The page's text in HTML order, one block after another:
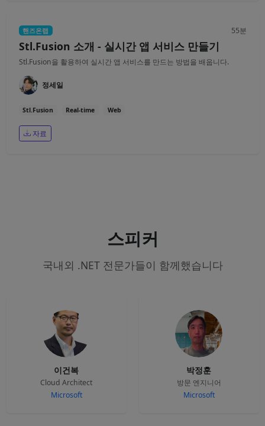
핸즈온랩 55분
Stl.Fusion 소개 - 실시간 앱 서비스 만들기
Stl.Fusion을 활용하여 실시간 앱 서비스를 만드는 방법을 배웁니다.
정세일
Stl.Fusion Real-time Web
자료
스피커
국내외 .NET 전문가들이 함께했습니다
이건복
Cloud Architect
Microsoft
박정훈
방문 엔지니어
Microsoft